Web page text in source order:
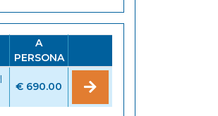
A
PERSONA
€ 690.00